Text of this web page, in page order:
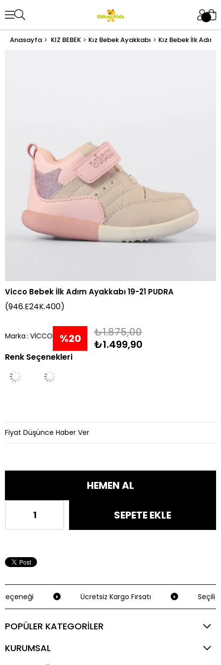
Anasayfa KIZ BEBEK Kız Bebek Ayakkabı Kız Bebek İlk Adım
Vicco Bebek İlk Adım Ayakkabı 19-21 PUDRA
(946.E24K.400)
Marka : VİCCO %20
İndirim
₺1.875,00
₺1.499,90
Renk Seçenekleri
Fiyat Düşünce Haber Ver
Ücretsiz Kargo Fırsatı Seçili
POPÜLER KATEGORİLER
KURUMSAL